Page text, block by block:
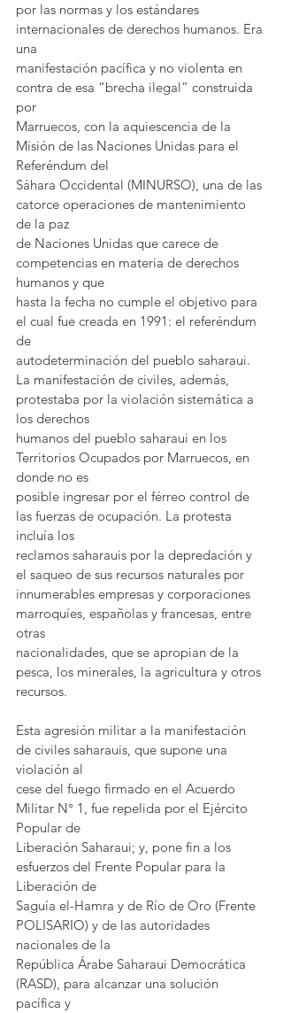
por las normas y los estándares
internacionales de derechos humanos. Era
una
manifestación pacífica y no violenta en
contra de esa “brecha ilegal” construida
por
Marruecos, con la aquiescencia de la
Misión de las Naciones Unidas para el
Referéndum del
Sáhara Occidental (MINURSO), una de las
catorce operaciones de mantenimiento
de la paz
de Naciones Unidas que carece de
competencias en materia de derechos
humanos y que
hasta la fecha no cumple el objetivo para
el cual fue creada en 1991: el referéndum
de
autodeterminación del pueblo saharaui.
La manifestación de civiles, además,
protestaba por la violación sistemática a
los derechos
humanos del pueblo saharaui en los
Territorios Ocupados por Marruecos, en
donde no es
posible ingresar por el férreo control de
las fuerzas de ocupación. La protesta
incluía los
reclamos saharauis por la depredación y
el saqueo de sus recursos naturales por
innumerables empresas y corporaciones
marroquíes, españolas y francesas, entre
otras
nacionalidades, que se apropian de la
pesca, los minerales, la agricultura y otros
recursos.
Esta agresión militar a la manifestación
de civiles saharauis, que supone una
violación al
cese del fuego firmado en el Acuerdo
Militar N° 1, fue repelida por el Ejército
Popular de
Liberación Saharaui; y, pone fin a los
esfuerzos del Frente Popular para la
Liberación de
Saguía el-Hamra y de Río de Oro (Frente
POLISARIO) y de las autoridades
nacionales de la
República Árabe Saharaui Democrática
(RASD), para alcanzar una solución
pacífica y